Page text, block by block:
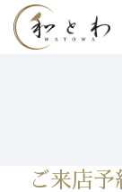
ご来店